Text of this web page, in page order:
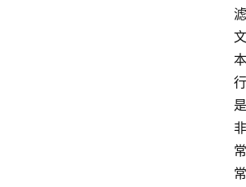
滤
文
本
行
是
非
常
常